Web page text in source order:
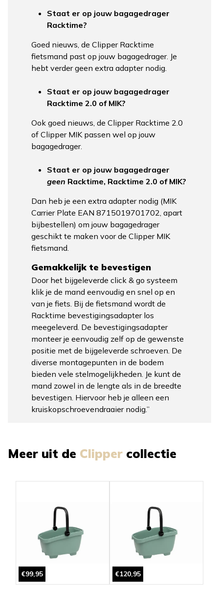
Staat er op jouw bagagedrager
Racktime?
Goed nieuws, de Clipper Racktime
fietsmand past op jouw bagagedrager. Je
hebt verder geen extra adapter nodig.
Staat er op jouw bagagedrager
Racktime 2.0 of MIK?
Ook goed nieuws, de Clipper Racktime 2.0
of Clipper MIKpassen wel op jouw
bagagedrager.
Staat er op jouw bagagedrager
geen Racktime, Racktime 2.0 of MIK?
Dan heb je een extra adapter nodig (MIK
Carrier Plate EAN 8715019701702, apart
bijbestellen) om jouw bagagedrager
geschikt te maken voor de Clipper MIK
fietsmand.
Gemakkelijk te bevestigen
Door het bijgeleverde click & go systeem
klik je de mand eenvoudig en snel op en
van je fiets. Bij de fietsmand wordt de
Racktime bevestigingsadapter los
meegeleverd. De bevestigingsadapter
monteer je eenvoudig zelf op de gewenste
positie met de bijgeleverde schroeven. De
diverse montagepunten in de bodem
bieden vele stelmogelijkheden. Je kunt de
mand zowel in de lengte als in de breedte
bevestigen. Hiervoor heb je alleen een
kruiskopschroevendraaier nodig.”
Meer uit de Clipper collectie
€99,95 €120,95